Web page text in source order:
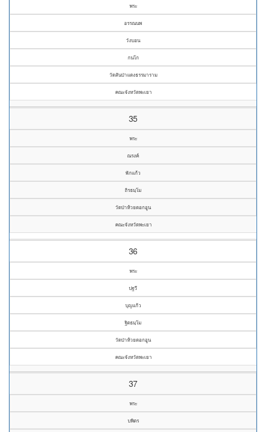
พระ
อรรณนพ
วังบอน
กนโก
วัดสันป่าแดงธรรมาราม
คณะจังหวัดพะเยา
35
พระ
ณรงค์
ฟักแก้ว
ถิรธมฺโม
วัดป่าห้วยดอกอูน
คณะจังหวัดพะเยา
36
พระ
ปฐวี
บุญแก้ว
ฐิตธมฺโม
วัดป่าห้วยดอกอูน
คณะจังหวัดพะเยา
37
พระ
บพิตร